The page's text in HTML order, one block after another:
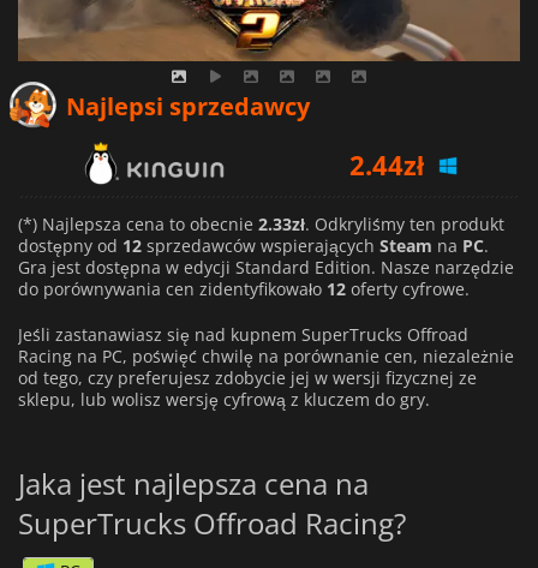
Najlepsi sprzedawcy
3.68zł
2.33zł
(*) Najlepsza cena to obecnie 2.33zł. Odkryliśmy ten produkt
dostępny od 12 sprzedawców wspierających Steam na PC.
Gra jest dostępna w edycji Standard Edition. Nasze narzędzie
do porównywania cen zidentyfikowało 12 oferty cyfrowe.
Jeśli zastanawiasz się nad kupnem SuperTrucks Offroad
Racing na PC, poświęć chwilę na porównanie cen, niezależnie
od tego, czy preferujesz zdobycie jej w wersji fizycznej ze
sklepu, lub wolisz wersję cyfrową z kluczem do gry.
Jaka jest najlepsza cena na
SuperTrucks Offroad Racing?